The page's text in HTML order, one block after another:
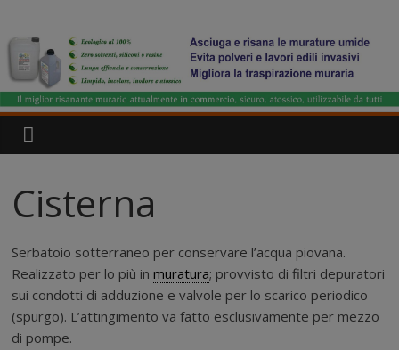
contenuto
IgroDry
Il
miglior
risanante
per
muri
attualmente
in
Cisterna
Serbatoio sotterraneo per conservare l’acqua piovana.
Realizzato per lo più inmuratura; provvisto di filtri depuratori
sui condotti di adduzione e valvole per lo scarico periodico
(spurgo). L’attingimento va fatto esclusivamente per mezzo
di pompe.